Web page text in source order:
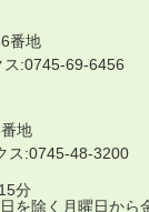
番地
:0745-69-6456
地
:0745-48-3200
分
を除く月曜日から